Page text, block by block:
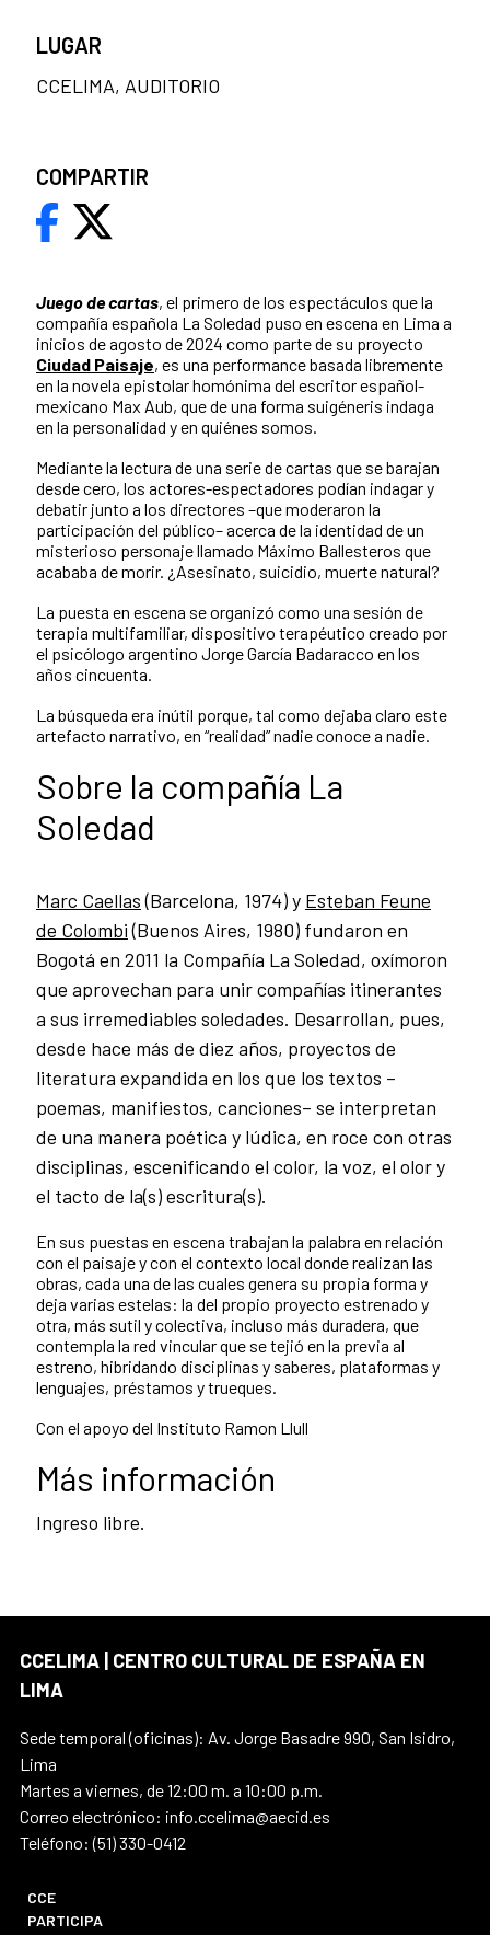
Juego de cartas, el primero de los espectáculos que la
compañía española La Soledad puso en escena en Lima a
inicios de agosto de 2024 como parte de su proyecto
Ciudad Paisaje, es una performance basada libremente
en la novela epistolar homónima del escritor español-
mexicano Max Aub, que de una forma suigéneris indaga
en la personalidad y en quiénes somos.
Mediante la lectura de una serie de cartas que se barajan
desde cero, los actores-espectadores podían indagar y
debatir junto a los directores –que moderaron la
participación del público– acerca de la identidad de un
misterioso personaje llamado Máximo Ballesteros que
acababa de morir. ¿Asesinato, suicidio, muerte natural?
La puesta en escena se organizó como una sesión de
terapia multifamiliar, dispositivo terapéutico creado por
el psicólogo argentino Jorge García Badaracco en los
años cincuenta.
La búsqueda era inútil porque, tal como dejaba claro este
artefacto narrativo, en “realidad” nadie conoce a nadie.
Sobre la compañía La
Soledad
Marc Caellas(Barcelona, 1974) y Esteban Feune
de Colombi(Buenos Aires, 1980) fundaron en
Bogotá en 2011 la Compañía La Soledad, oxímoron
que aprovechan para unir compañías itinerantes
a sus irremediables soledades. Desarrollan, pues,
desde hace más de diez años, proyectos de
literatura expandida en los que los textos –
poemas, manifiestos, canciones– se interpretan
de una manera poética y lúdica, en roce con otras
disciplinas, escenificando el color, la voz, el olor y
el tacto de la(s) escritura(s).
En sus puestas en escena trabajan la palabra en relación
con el paisaje y con el contexto local donde realizan las
obras, cada una de las cuales genera su propia forma y
deja varias estelas: la del propio proyecto estrenado y
otra, más sutil y colectiva, incluso más duradera, que
contempla la red vincular que se tejió en la previa al
estreno, hibridando disciplinas y saberes, plataformas y
lenguajes, préstamos y trueques.
Con el apoyo del Instituto Ramon Llull
Más información
Ingreso libre.
LUGAR
CCELIMA, AUDITORIO
COMPARTIR
CCELIMA | CENTRO CULTURAL DE ESPAÑA EN
LIMA
Sede temporal (oficinas): Av. Jorge Basadre 990, San Isidro,
Lima
Martes a viernes, de 12:00 m. a 10:00 p.m.
Correo electrónico: info.ccelima@aecid.es
Teléfono: (51) 330-0412
CCE
PARTICIPA